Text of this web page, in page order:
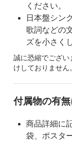
ください。
日本盤シン
歌詞などの
ズを小さく
誠に恐縮でござい
けしておりません
付属物の有
商品詳細に
袋、ポスタ